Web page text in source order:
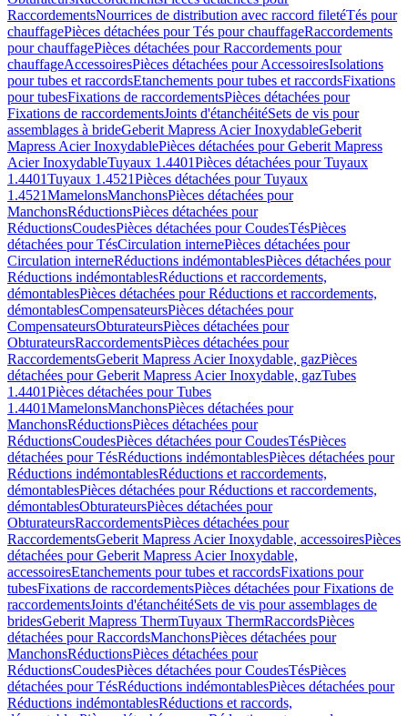
RaccordementsNourrices de distribution avec raccord filetéTés pour
chauffagePièces détachées pour Tés pour chauffageRaccordements
pour chauffagePièces détachées pour Raccordements pour
chauffageAccessoiresPièces détachées pour AccessoiresIsolations
pour tubes et raccordsEtanchements pour tubes et raccordsFixations
pour tubesFixations de raccordementsPièces détachées pour
Fixations de raccordementsJoints d'étanchéitéSets de vis pour
assemblages à brideGeberit Mapress Acier InoxydableGeberit
Mapress Acier InoxydablePièces détachées pour Geberit Mapress
Acier InoxydableTuyaux 1.4401Pièces détachées pour Tuyaux
1.4401Tuyaux 1.4521Pièces détachées pour Tuyaux
1.4521MamelonsManchonsPièces détachées pour
ManchonsRéductionsPièces détachées pour
RéductionsCoudesPièces détachées pour CoudesTésPièces
détachées pour TésCirculation internePièces détachées pour
Circulation interneRéductions indémontablesPièces détachées pour
Réductions indémontablesRéductions et raccordements,
démontablesPièces détachées pour Réductions et raccordements,
démontablesCompensateursPièces détachées pour
CompensateursObturateursPièces détachées pour
ObturateursRaccordementsPièces détachées pour
RaccordementsGeberit Mapress Acier Inoxydable, gazPièces
détachées pour Geberit Mapress Acier Inoxydable, gazTubes
1.4401Pièces détachées pour Tubes
1.4401MamelonsManchonsPièces détachées pour
ManchonsRéductionsPièces détachées pour
RéductionsCoudesPièces détachées pour CoudesTésPièces
détachées pour TésRéductions indémontablesPièces détachées pour
Réductions indémontablesRéductions et raccordements,
démontablesPièces détachées pour Réductions et raccordements,
démontablesObturateursPièces détachées pour
ObturateursRaccordementsPièces détachées pour
RaccordementsGeberit Mapress Acier Inoxydable, accessoiresPièces
détachées pour Geberit Mapress Acier Inoxydable,
accessoiresEtanchements pour tubes et raccordsFixations pour
tubesFixations de raccordementsPièces détachées pour Fixations de
raccordementsJoints d'étanchéitéSets de vis pour assemblages de
bridesGeberit Mapress ThermTuyaux ThermRaccordsPièces
détachées pour RaccordsManchonsPièces détachées pour
ManchonsRéductionsPièces détachées pour
RéductionsCoudesPièces détachées pour CoudesTésPièces
détachées pour TésRéductions indémontablesPièces détachées pour
Réductions indémontablesRéductions et raccords,